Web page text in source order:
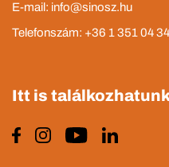
E-mail: info@sinosz.hu
Telefonszám: +36 1 351 04 34
Itt is